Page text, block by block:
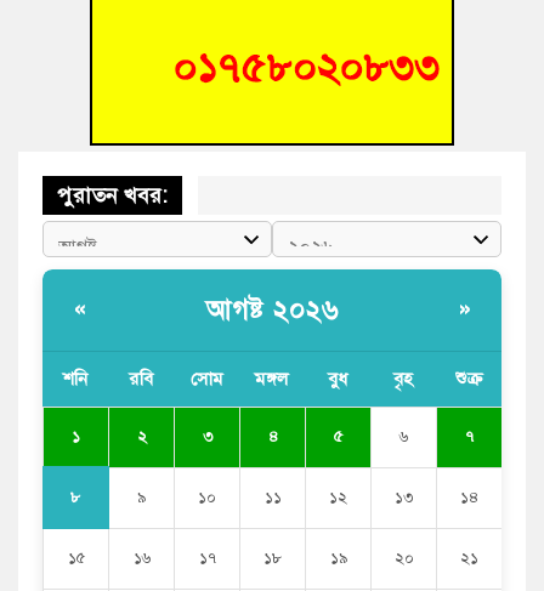
পুরাতন খবর:
« আগষ্ট ২০২৬ »
শনি রবি সোম মঙ্গল বুধ বৃহ শুক্র
১ ২ ৩ ৪ ৫ ৬ ৭
৮ ৯ ১০ ১১ ১২ ১৩ ১৪
১৫ ১৬ ১৭ ১৮ ১৯ ২০ ২১